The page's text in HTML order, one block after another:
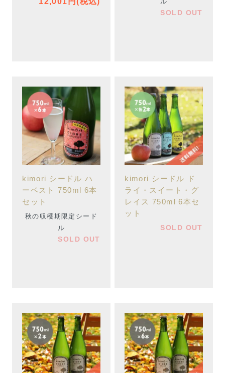
SOLD OUT
kimori シードル ハ
ーベスト 750ml 6本
セット
秋の収穫期限定シード
ル
SOLD OUT
kimori シードル ド
ライ・スイート・グ
レイス 750ml 6本セ
ット
SOLD OUT